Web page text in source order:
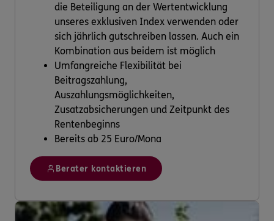
die Beteiligung an der Wertentwicklung
unseres exklusiven Index verwenden oder
sich jährlich gutschreiben lassen. Auch ein
Kombination aus beidem ist möglich
Umfangreiche Flexibilität bei
Beitragszahlung,
Auszahlungsmöglichkeiten,
Zusatzabsicherungen und Zeitpunkt des
Rentenbeginns
Bereits ab 25 Euro/Mona
Berater kontaktieren